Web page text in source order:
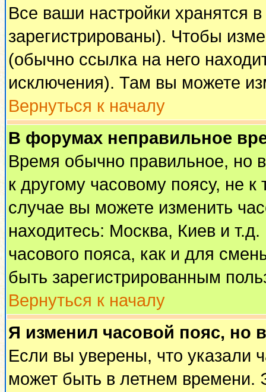
Все ваши настройки хранятся
зарегистрированы). Чтобы
(обычно ссылка на него
исключения). Там вы можете
Вернуться к началу
В форумах неправильное
Время обычно правильное, но
к другому часовому поясу, не
случае вы можете изменить
находитесь: Москва, Киев и
часового пояса, как и для
быть зарегистрированным
Вернуться к началу
Я изменил часовой пояс, но
Если вы уверены, что указали
может быть в летнем времени.